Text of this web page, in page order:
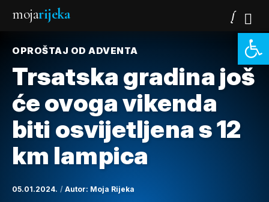
mojarijeka
OPROŠTAJ OD ADVENTA
Trsatska gradina još
će ovoga vikenda
biti osvijetljena s 12
km lampica
05.01.2024. Autor: Moja Rijeka